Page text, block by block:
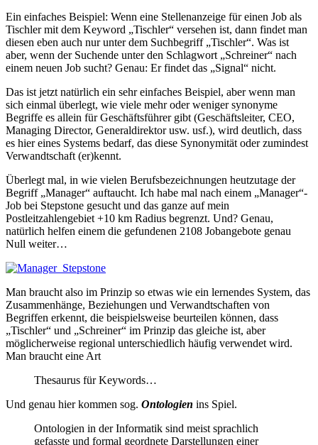
Ein einfaches Beispiel: Wenn eine Stellenanzeige für einen Job als
Tischler mit dem Keyword „Tischler“ versehen ist, dann findet man
diesen eben auch nur unter dem Suchbegriff „Tischler“. Was ist
aber, wenn der Suchende unter den Schlagwort „Schreiner“ nach
einem neuen Job sucht? Genau: Er findet das „Signal“ nicht.
Das ist jetzt natürlich ein sehr einfaches Beispiel, aber wenn man
sich einmal überlegt, wie viele mehr oder weniger synonyme
Begriffe es allein für Geschäftsführer gibt (Geschäftsleiter, CEO,
Managing Director, Generaldirektor usw. usf.), wird deutlich, dass
es hier eines Systems bedarf, das diese Synonymität oder zumindest
Verwandtschaft (er)kennt.
Überlegt mal, in wie vielen Berufsbezeichnungen heutzutage der
Begriff „Manager“ auftaucht. Ich habe mal nach einem „Manager“-
Job bei Stepstone gesucht und das ganze auf mein
Postleitzahlengebiet +10 km Radius begrenzt. Und? Genau,
natürlich helfen einem die gefundenen 2108 Jobangebote genau
Null weiter…
Man braucht also im Prinzip so etwas wie ein lernendes System, das
Zusammenhänge, Beziehungen und Verwandtschaften von
Begriffen erkennt, die beispielsweise beurteilen können, dass
„Tischler“ und „Schreiner“ im Prinzip das gleiche ist, aber
möglicherweise regional unterschiedlich häufig verwendet wird.
Man braucht eine Art
Thesaurus für Keywords…
Und genau hier kommen sog. Ontologien ins Spiel.
Ontologien in der Informatik sind meist sprachlich
gefasste und formal geordnete Darstellungen einer